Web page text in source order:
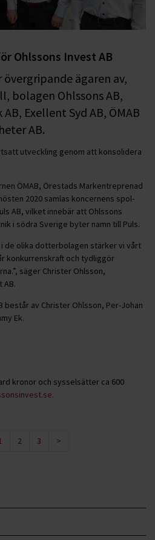
Ohlssons Invest AB
övergripande ägaren av,
bolagen Ohlssons AB,
Exellent Syd AB, ÖMAB
AB.
utveckling genom att konsolidera
ÖMAB, Örestads Markentreprenad
2020 samlas koncernens spol-
AB, vilket innebär att Ohlssons
i södra Sverige byter namn till Puls.
i de olika dotterbolagen stärker vi vårt
konkurrenskraft och tydliggör
säger Christer Ohlsson,
AB.
består av Christer Ohlsson, Per-Johan
Ek.
kronor och sysselsätter ca 600
2 3 >